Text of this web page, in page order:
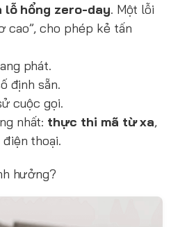
lỗ hổng zero-day. Một lỗi
cao”, cho phép kẻ tấn
phát.
định sẵn.
cuộc gọi.
nhất: thực thi mã từ xa,
thoại.
hưởng?